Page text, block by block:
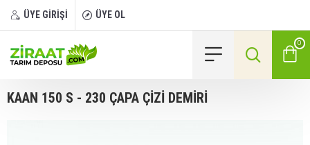
ÜYE GİRİŞİ ÜYE OL
0
KAAN 150 S - 230 ÇAPA ÇİZİ DEMİRİ